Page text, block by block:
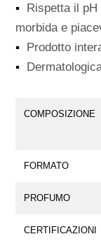
▪ Rispetta il
morbida e
▪ Prodotto
▪
COMPOSIZIONE
FORMATO
PROFUMO
CERTIFICAZIONI